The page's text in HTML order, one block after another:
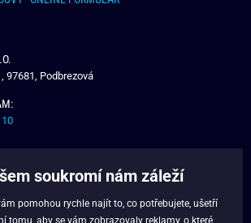
97681, Podbrezová
soukromí nám záleží
pomohou rychle najít to, co potřebujete, ušetří
tomu, aby se vám zobrazovaly reklamy, o které